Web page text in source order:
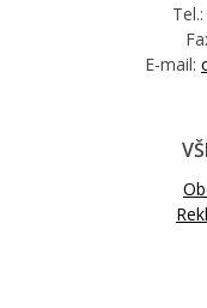
E-mail: